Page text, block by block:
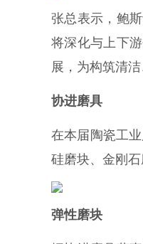
张总表示，鲍
将深化与上下
展，为构筑清
协进磨具
在本届陶瓷工
硅磨块、金刚石
弹性磨块